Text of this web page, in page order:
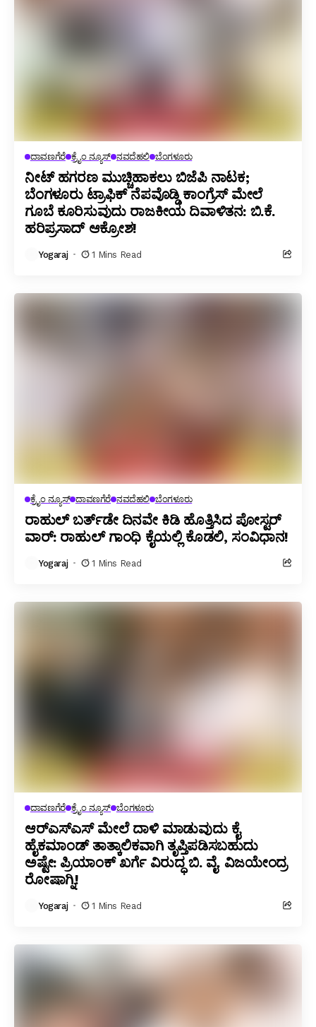
ದಾವಣಗೆರೆ ಕ್ರೈಂ ನ್ಯೂಸ್ ನವದೆಹಲಿ ಬೆಂಗಳೂರು
ನೀಟ್ ಹಗರಣ ಮುಚ್ಚಿಹಾಕಲು ಬಿಜೆಪಿ ನಾಟಕ;
ಬೆಂಗಳೂರು ಟ್ರಾಫಿಕ್ ನೆಪವೊಡ್ಡಿ ಕಾಂಗ್ರೆಸ್ ಮೇಲೆ
ಗೂಬೆ ಕೂರಿಸುವುದು ರಾಜಕೀಯ ದಿವಾಳಿತನ: ಬಿ.ಕೆ.
ಹರಿಪ್ರಸಾದ್ ಆಕ್ರೋಶ!
Yogaraj 1 Mins Read
ಕ್ರೈಂ ನ್ಯೂಸ್ ದಾವಣಗೆರೆ ನವದೆಹಲಿ ಬೆಂಗಳೂರು
ರಾಹುಲ್ ಬರ್ತ್‌ಡೇ ದಿನವೇ ಕಿಡಿ ಹೊತ್ತಿಸಿದ ಪೋಸ್ಟರ್
ವಾರ್: ರಾಹುಲ್ ಗಾಂಧಿ ಕೈಯಲ್ಲಿ ಕೊಡಲಿ, ಸಂವಿಧಾನ!
Yogaraj 1 Mins Read
ದಾವಣಗೆರೆ ಕ್ರೈಂ ನ್ಯೂಸ್ ಬೆಂಗಳೂರು
ಆರ್‌ಎಸ್‌ಎಸ್ ಮೇಲೆ ದಾಳಿ ಮಾಡುವುದು ಕೈ
ಹೈಕಮಾಂಡ್ ತಾತ್ಕಾಲಿಕವಾಗಿ ತೃಪ್ತಿಪಡಿಸಬಹುದು
ಅಷ್ಟೇ: ಪ್ರಿಯಾಂಕ್ ಖರ್ಗೆ ವಿರುದ್ಧ ಬಿ. ವೈ. ವಿಜಯೇಂದ್ರ
ರೋಷಾಗ್ನಿ!
Yogaraj 1 Mins Read